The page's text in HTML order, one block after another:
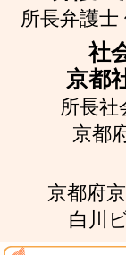
所長弁護士
社
京都
所長社
京都
京都府
白川